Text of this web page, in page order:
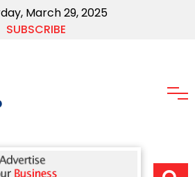
March 29, 2025
SUBSCRIBE